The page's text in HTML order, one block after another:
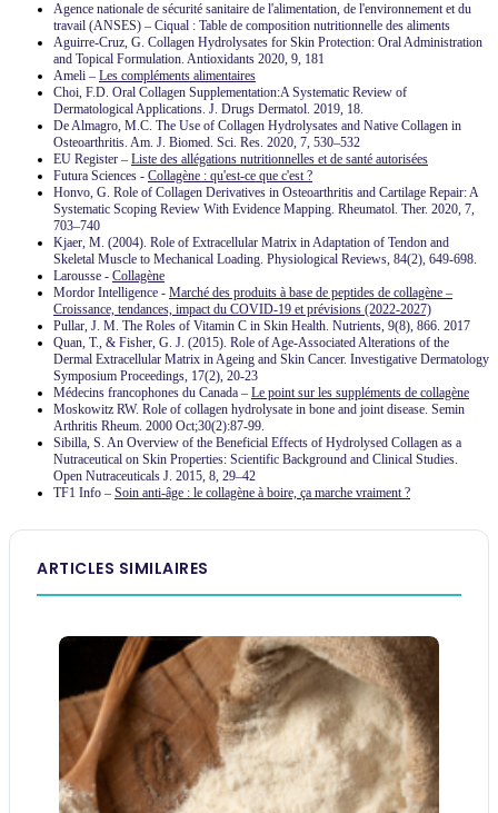
Agence nationale de sécurité sanitaire de l'alimentation, de l'environnement et du
travail (ANSES) – Ciqual : Table de composition nutritionnelle des aliments
Aguirre-Cruz, G. Collagen Hydrolysates for Skin Protection: Oral Administration
and Topical Formulation. Antioxidants 2020, 9, 181
Ameli – Les compléments alimentaires
Choi, F.D. Oral Collagen Supplementation:A Systematic Review of
Dermatological Applications. J. Drugs Dermatol. 2019, 18.
De Almagro, M.C. The Use of Collagen Hydrolysates and Native Collagen in
Osteoarthritis. Am. J. Biomed. Sci. Res. 2020, 7, 530–532
EU Register – Liste des allégations nutritionnelles et de santé autorisées
Futura Sciences - Collagène : qu'est-ce que c'est ?
Honvo, G. Role of Collagen Derivatives in Osteoarthritis and Cartilage Repair: A
Systematic Scoping Review With Evidence Mapping. Rheumatol. Ther. 2020, 7,
703–740
Kjaer, M. (2004). Role of Extracellular Matrix in Adaptation of Tendon and
Skeletal Muscle to Mechanical Loading. Physiological Reviews, 84(2), 649-698.
Larousse - Collagène
Mordor Intelligence - Marché des produits à base de peptides de collagène –
Croissance, tendances, impact du COVID-19 et prévisions (2022-2027)
Pullar, J. M. The Roles of Vitamin C in Skin Health. Nutrients, 9(8), 866. 2017
Quan, T., & Fisher, G. J. (2015). Role of Age-Associated Alterations of the
Dermal Extracellular Matrix in Ageing and Skin Cancer. Investigative Dermatology
Symposium Proceedings, 17(2), 20-23
Médecins francophones du Canada – Le point sur les suppléments de collagène
Moskowitz RW. Role of collagen hydrolysate in bone and joint disease. Semin
Arthritis Rheum. 2000 Oct;30(2):87-99.
Sibilla, S. An Overview of the Beneficial Effects of Hydrolysed Collagen as a
Nutraceutical on Skin Properties: Scientific Background and Clinical Studies.
Open Nutraceuticals J. 2015, 8, 29–42
TF1 Info – Soin anti-âge : le collagène à boire, ça marche vraiment ?
ARTICLES SIMILAIRES